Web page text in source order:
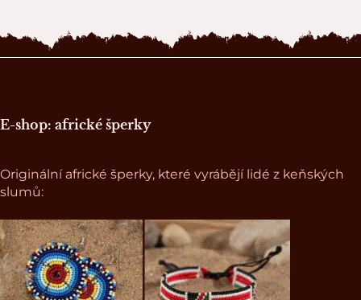
E-shop: africké šperky
Originální africké šperky, které vyrábějí lidé z keňských
slumů: